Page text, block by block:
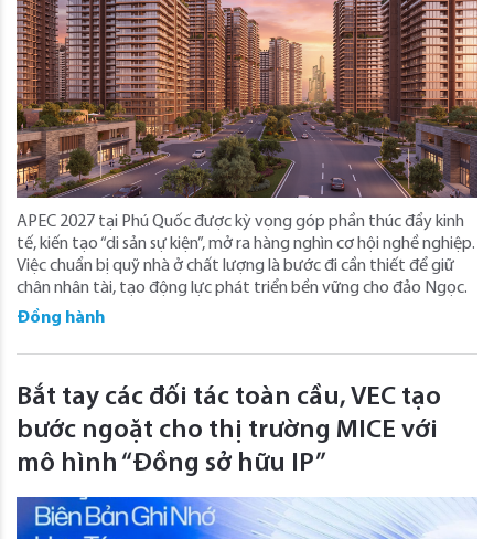
APEC 2027 tại Phú Quốc được kỳ vọng góp phần thúc đẩy kinh
tế, kiến tạo “di sản sự kiện”, mở ra hàng nghìn cơ hội nghề nghiệp.
Việc chuẩn bị quỹ nhà ở chất lượng là bước đi cần thiết để giữ
chân nhân tài, tạo động lực phát triển bền vững cho đảo Ngọc.
Đồng hành
Bắt tay các đối tác toàn cầu, VEC tạo
bước ngoặt cho thị trường MICE với
mô hình “Đồng sở hữu IP”